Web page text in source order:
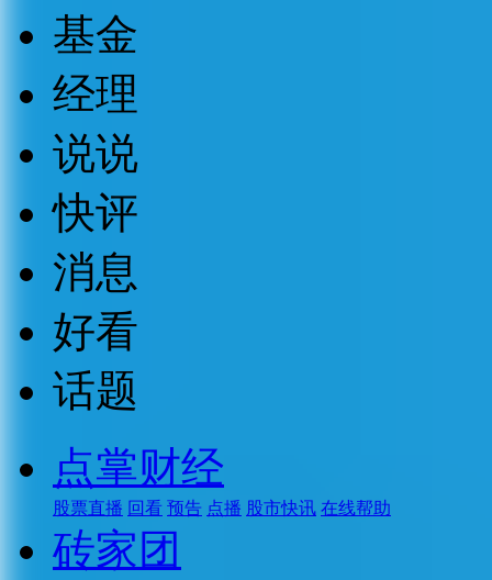
基金
经理
说说
快评
消息
好看
话题
点掌财经
股票直播 回看 预告 点播 股市快讯 在线帮助
砖家团